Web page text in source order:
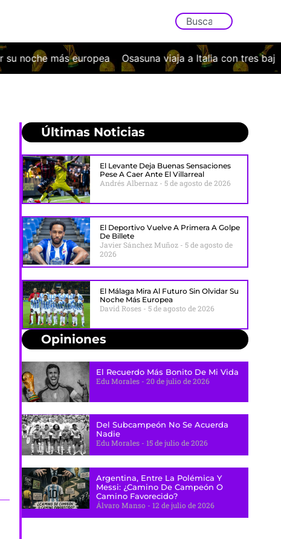
Osasuna viaja a Italia con tres bajas y un exigente
Últimas Noticias
El Levante Deja Buenas Sensaciones
Pese A Caer Ante El Villarreal
Andrés Albernaz 5 de agosto de 2026
El Deportivo Vuelve A Primera A Golpe
De Billete
Javier Sánchez Muñoz
5 de agosto de
2026
El Málaga Mira Al Futuro Sin Olvidar Su
Noche Más Europea
David Roses 5 de agosto de 2026
Opiniones
El Recuerdo Más Bonito De Mi Vida
Edu Morales
20 de julio de 2026
Del Subcampeón No Se Acuerda
Nadie
Edu Morales
15 de julio de 2026
Argentina, Entre La Polémica Y
Messi: ¿camino De Campeón O
Camino Favorecido?
Álvaro Manso
12 de julio de 2026